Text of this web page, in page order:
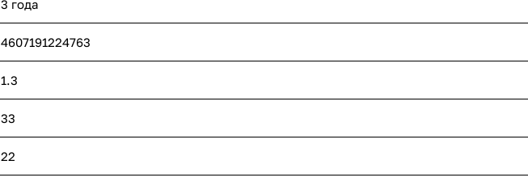
3 года
4607191224763
1.3
33
22